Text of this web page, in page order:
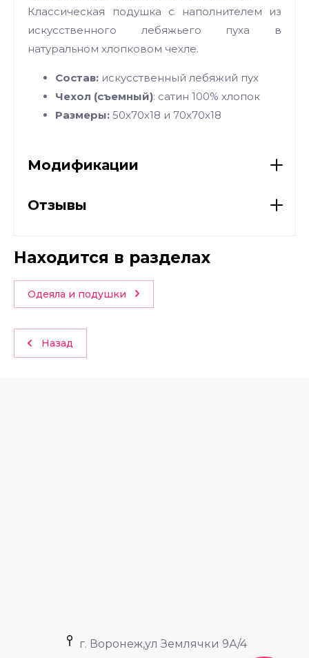
Классическая подушка с наполнителем из
искусственного лебяжьего пуха в
натуральном хлопковом чехле.
Состав: искусственный лебяжий пух
Чехол (съемный): сатин 100% хлопок
Размеры: 50х70х18 и 70х70х18
Модификации
Отзывы
Находится в разделах
Одеяла и подушки
Назад
г. Воронеж,ул Землячки 9А/4